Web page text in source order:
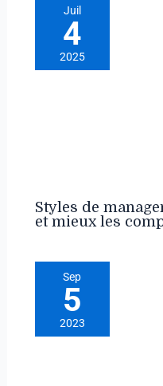
Juil
4
2025
Styles de
et mieux les
Sep
5
2023